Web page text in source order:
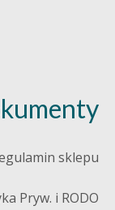
sklepu
Pryw. i RODO